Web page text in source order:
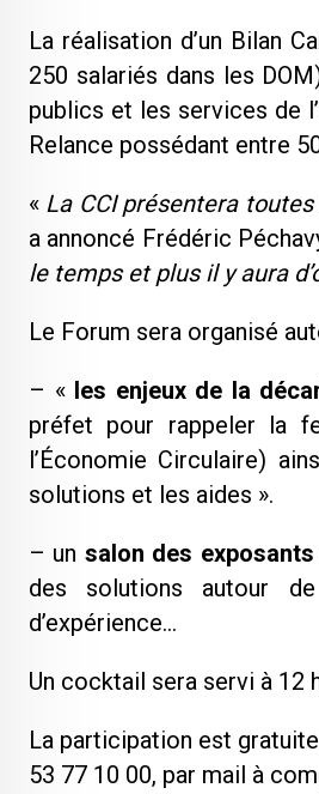
La réalisation d’un Bilan
250 salariés dans les
publics et les services de
Relance possédant entre
« La CCI présentera toutes
a annoncé Frédéric
le temps et plus il y aura
Le Forum sera organisé
– « les enjeux de la
préfet pour rappeler la
l’Économie Circulaire)
solutions et les aides ».
– un salon des exposants
des solutions autour
d’expérience…
Un cocktail sera servi à 12
La participation est
53 77 10 00, par mail à